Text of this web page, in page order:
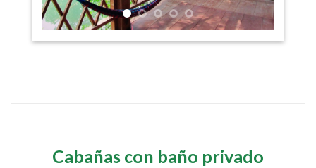
Cabañas con baño privado